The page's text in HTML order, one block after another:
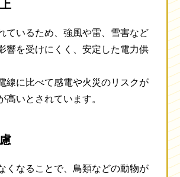
ているため、強風や雷、雪害など
響を受けにくく、安定した電力供
線に比べて感電や火災のリスクが
高いとされています。
くなることで、鳥類などの動物が